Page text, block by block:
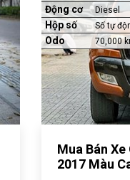
Động cơ Diesel
Hộp số Số tự
Odo 70,000
Mua Bán
2017 Màu